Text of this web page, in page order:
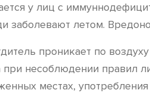
у лиц с
заболевают летом.
проникает по
несоблюдении правил
местах,